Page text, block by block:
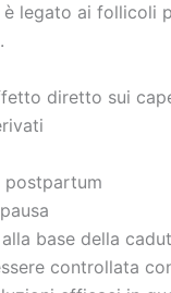
legato ai follicoli
diretto sui
postpartum
base della
controllata